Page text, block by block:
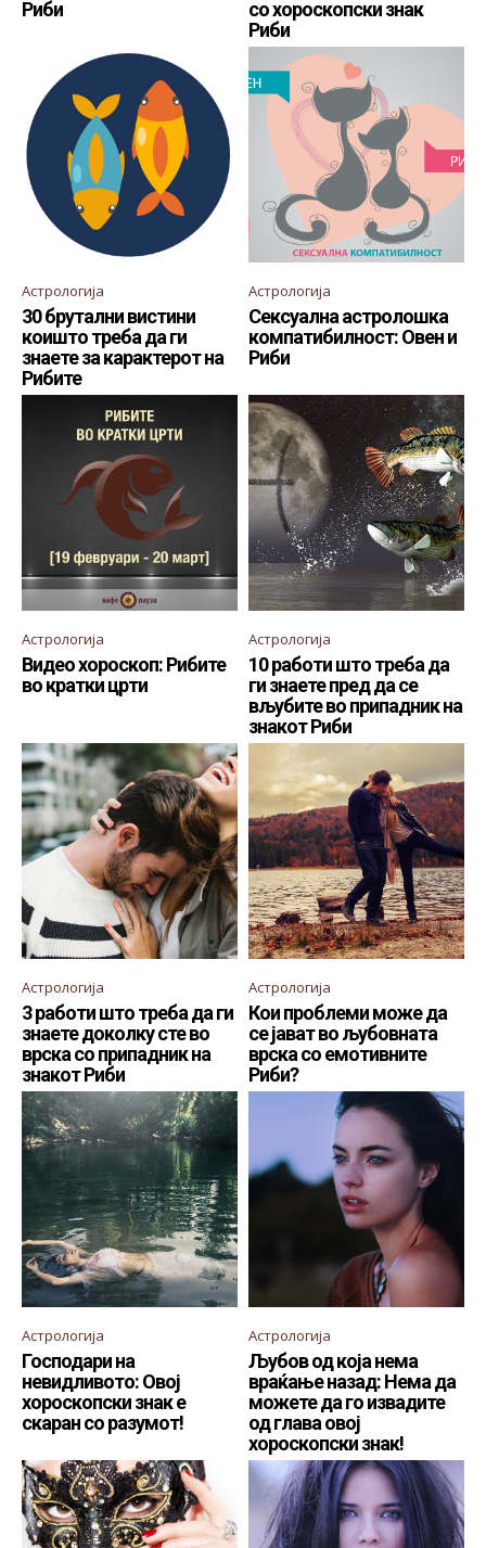
Риби
со хороскопски знак
Риби
Астрологија
30 брутални вистини
коишто треба да ги
знаете за карактерот на
Рибите
Астрологија
Сексуална астролошка
компатибилност: Овен и
Риби
Астрологија
Видео хороскоп: Рибите
во кратки црти
Астрологија
10 работи што треба да
ги знаете пред да се
вљубите во припадник на
знакот Риби
Астрологија
3 работи што треба да ги
знаете доколку сте во
врска со припадник на
знакот Риби
Астрологија
Кои проблеми може да
се јават во љубовната
врска со емотивните
Риби?
Астрологија
Господари на
невидливото: Овој
хороскопски знак е
скаран со разумот!
Астрологија
Љубов од која нема
враќање назад: Нема да
можете да го извадите
од глава овој
хороскопски знак!